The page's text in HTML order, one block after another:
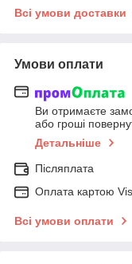
Всі умови доставки
Умови оплати
Ви отримаєте
або гроші
Детальніше
Післяплата
Оплата картою
Всі умови оплати